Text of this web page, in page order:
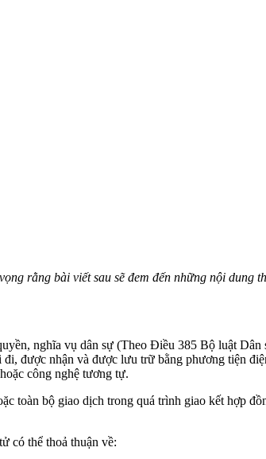
rằng bài viết sau sẽ đem đến những nội dung
nghĩa vụ dân sự (Theo Điều 385 Bộ luật
được nhận và được lưu trữ bằng phương tiện
công nghệ tương tự.
toàn bộ giao dịch trong quá trình giao kết hợp
có thể thoả thuận về: